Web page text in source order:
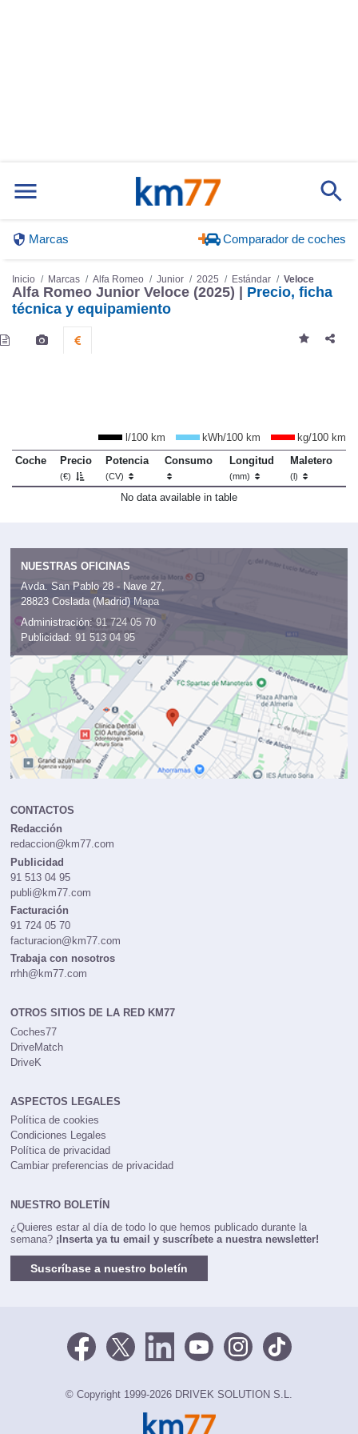
Marcas Comparador de coches
Inicio Marcas Alfa Romeo Junior 2025 Estándar Veloce
Alfa Romeo Junior Veloce (2025) | Precio, ficha
técnica y equipamiento
l/100 km kWh/100 km
kg/100 km
Coche
Precio
(€)
Potencia
(CV)
Consumo Longitud
(mm)
Maletero
(l)
No data available in table
NUESTRAS OFICINAS
Avda. San Pablo 28 - Nave 27,
28823 Coslada (Madrid) Mapa
Administración: 91 724 05 70
Publicidad: 91 513 04 95
CONTACTOS
Redacción
redaccion@km77.com
Publicidad
91 513 04 95
publi@km77.com
Facturación
91 724 05 70
facturacion@km77.com
Trabaja con nosotros
rrhh@km77.com
OTROS SITIOS DE LA RED KM77
Coches77
DriveMatch
DriveK
ASPECTOS LEGALES
Política de cookies
Condiciones Legales
Política de privacidad
Cambiar preferencias de privacidad
NUESTRO BOLETÍN
¿Quieres estar al día de todo lo que hemos publicado durante la
semana? ¡Inserta ya tu email y suscríbete a nuestra newsletter!
Suscríbase a nuestro boletín
© Copyright 1999-2026 DRIVEK SOLUTION S.L.